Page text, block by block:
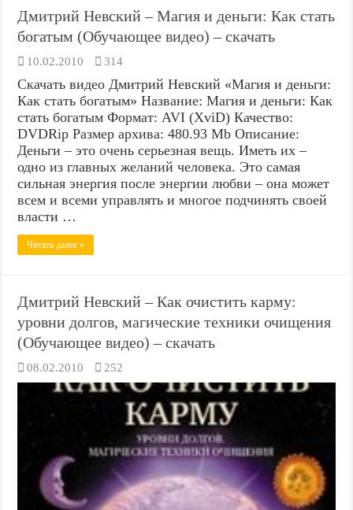
Дмитрий Невский – Магия и деньги: Как стать
богатым (Обучающее видео) – скачать
10.02.2010 314
Скачать видео Дмитрий Невский «Магия и деньги:
Как стать богатым» Название: Магия и деньги: Как
стать богатым Формат: AVI (XviD) Качество:
DVDRip Размер архива: 480.93 Mb Описание:
Деньги – это очень серьезная вещь. Иметь их –
одно из главных желаний человека. Это самая
сильная энергия после энергии любви – она может
всем и всеми управлять и многое подчинять своей
власти …
Читать далее »
Дмитрий Невский – Как очистить карму:
уровни долгов, магические техники очищения
(Обучающее видео) – скачать
08.02.2010 252